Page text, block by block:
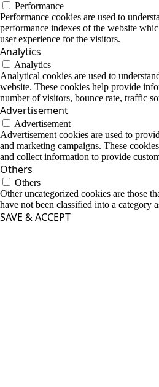
Performance
Performance cookies are used to
performance indexes of the website
user experience for the visitors.
Analytics
Analytics
Analytical cookies are used to
website. These cookies help provide
number of visitors, bounce rate, traffic
Advertisement
Advertisement
Advertisement cookies are used to
and marketing campaigns. These
and collect information to provide
Others
Others
Other uncategorized cookies are those
have not been classified into a category
SAVE & ACCEPT